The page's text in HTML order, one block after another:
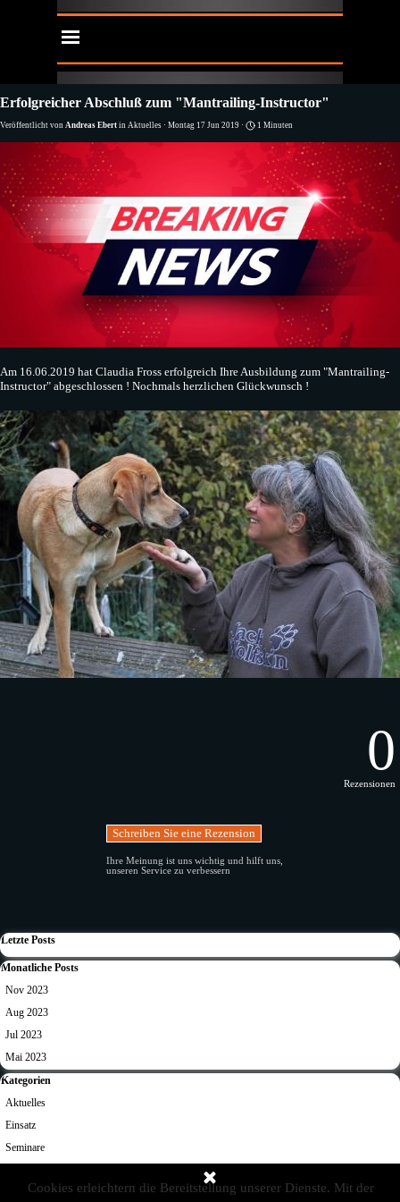
Menü überspringen
Erfolgreicher Abschluß zum "Mantrailing-Instructor"
Veröffentlicht von Andreas Ebert in Aktuelles · Montag 17 Jun 2019 · 1 Minuten
Am 16.06.2019 hat Claudia Fross erfolgreich Ihre Ausbildung zum "Mantrailing-
Instructor" abgeschlossen ! Nochmals herzlichen Glückwunsch !
0
Rezensionen
Ihre Meinung ist uns wichtig und hilft uns,
unseren Service zu verbessern
Block überspringen Letzte Posts
Letzte Posts
Block überspringen Monatliche Posts
Monatliche Posts
Nov 2023
Aug 2023
Jul 2023
Mai 2023
Block überspringen Kategorien
Kategorien
Aktuelles
Einsatz
Seminare
Cookies erleichtern die Bereitstellung unserer Dienste. Mit der